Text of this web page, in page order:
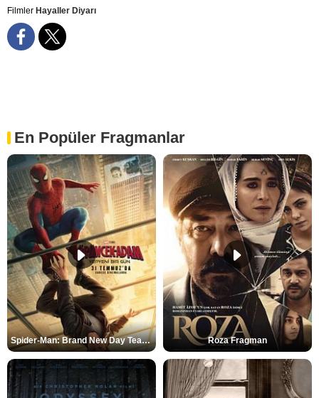
Filmler Hayaller Diyarı
En Popüler Fragmanlar
Spider-Man: Brand New Day Teaser Roza Fragman